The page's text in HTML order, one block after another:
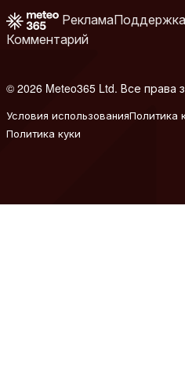
РекламаПоддержка
Комментарий
© 2026 Meteo365 Ltd. Все права
Условия использованияПолитика
Политика куки